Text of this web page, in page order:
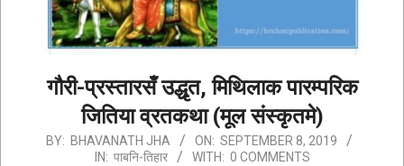
गौरी-प्रस्तारसँ उद्धृत, मिथिलाक पारम्परिक
जितिया व्रतकथा (मूल संस्कृतमे)
2019-
BY: BHAVANATH JHA ON: SEPTEMBER 8, 2019
IN: पाबनि-तिहार WITH: 0 COMMENTS